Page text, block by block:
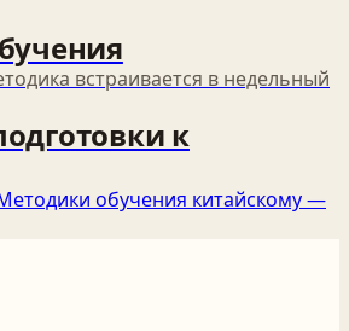
встраивается в недельный
к
обучения китайскому —